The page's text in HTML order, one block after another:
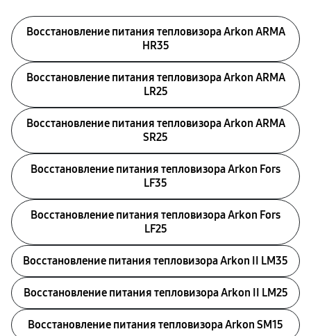
Восстановление питания тепловизора Arkon ARMA
HR35
Восстановление питания тепловизора Arkon ARMA
LR25
Восстановление питания тепловизора Arkon ARMA
SR25
Восстановление питания тепловизора Arkon Fors
LF35
Восстановление питания тепловизора Arkon Fors
LF25
Восстановление питания тепловизора Arkon II LM35
Восстановление питания тепловизора Arkon II LM25
Восстановление питания тепловизора Arkon SM15